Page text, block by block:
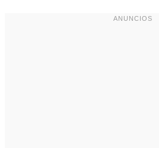
ANUNCIOS